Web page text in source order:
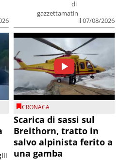
di
gazzettamatin
il 07/08/2026
CRONACA
Scarica di sassi sul
Breithorn, tratto in
salvo alpinista ferito a
una gamba